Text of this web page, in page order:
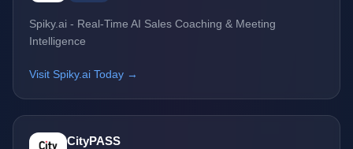
Spiky.ai - Real-Time AI Sales Coaching & Meeting
Intelligence
Visit Spiky.ai Today →
CityPASS